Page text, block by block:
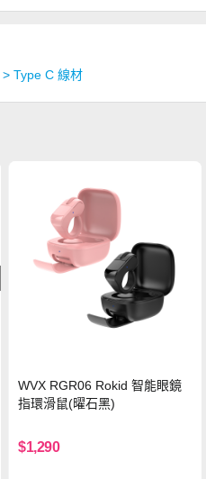
> Type C 線材
WVX RGR06 Rokid 智能眼鏡
指環滑鼠(曜石黑)
$1,290